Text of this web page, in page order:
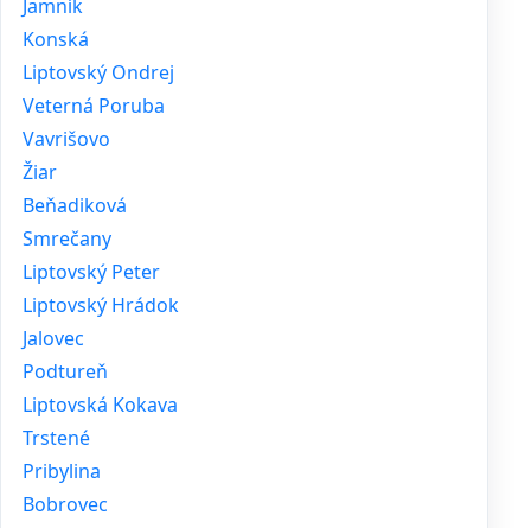
Jamník
Konská
Liptovský Ondrej
Veterná Poruba
Vavrišovo
Žiar
Beňadiková
Smrečany
Liptovský Peter
Liptovský Hrádok
Jalovec
Podtureň
Liptovská Kokava
Trstené
Pribylina
Bobrovec